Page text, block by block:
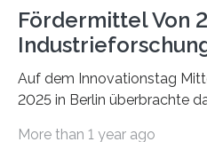
Fördermittel Von
Auf dem Innovationstag
2025 in Berlin überbrachte
More than 1 year ago